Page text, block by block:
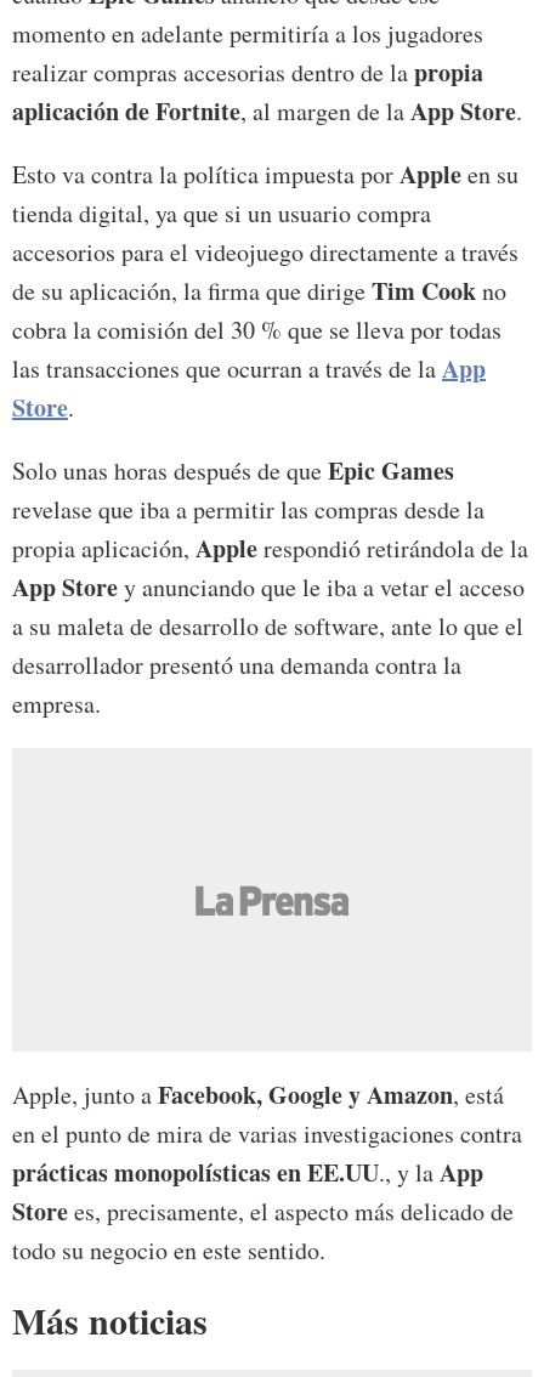
momento en adelante permitiría a los jugadores
realizar compras accesorias dentro de lapropia
aplicación de Fortnite, al margen de laApp Store.
Esto va contra la política impuesta porAppleen su
tienda digital, ya que si un usuario compra
accesorios para el videojuego directamente a través
de su aplicación, la firma que dirigeTim Cookno
cobra la comisión del 30 % que se lleva por todas
las transacciones que ocurran a través de laApp
Store.
Solo unas horas después de queEpic Games
revelase que iba a permitir las compras desde la
propia aplicación, Applerespondió retirándola de la
App Storey anunciando que le iba a vetar el acceso
a su maleta de desarrollo de software, ante lo que el
desarrollador presentó una demanda contra la
empresa.
Apple, junto aFacebook, Google y Amazon, está
en el punto de mira de varias investigaciones contra
prácticas monopolísticas en EE.UU., y laApp
Storees, precisamente, el aspecto más delicado de
todo su negocio en este sentido.
Más noticias